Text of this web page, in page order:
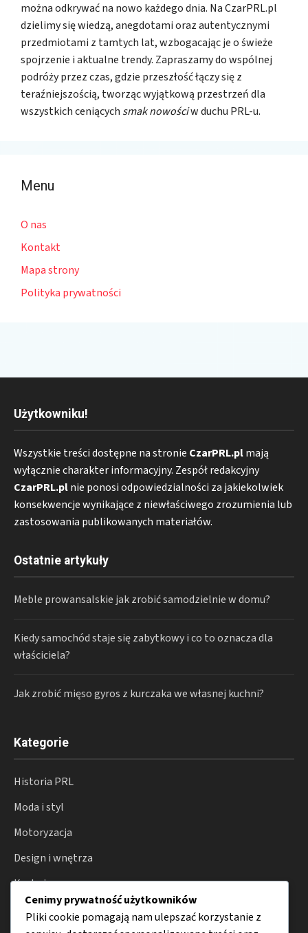
można odkrywać na nowo każdego dnia. Na CzarPRL.pl
dzielimy się wiedzą, anegdotami oraz autentycznymi
przedmiotami z tamtych lat, wzbogacając je o świeże
spojrzenie i aktualne trendy. Zapraszamy do wspólnej
podróży przez czas, gdzie przeszłość łączy się z
teraźniejszością, tworząc wyjątkową przestrzeń dla
wszystkich ceniących smak nowościw duchu PRL-u.
Menu
O nas
Kontakt
Mapa strony
Polityka prywatności
Użytkowniku!
Wszystkie treści dostępne na stronie CzarPRL.plmają
wyłącznie charakter informacyjny. Zespół redakcyjny
CzarPRL.plnie ponosi odpowiedzialności za jakiekolwiek
konsekwencje wynikające z niewłaściwego zrozumienia lub
zastosowania publikowanych materiałów.
Ostatnie artykuły
Meble prowansalskie jak zrobić samodzielnie w domu?
Kiedy samochód staje się zabytkowy i co to oznacza dla
właściciela?
Jak zrobić mięso gyros z kurczaka we własnej kuchni?
Kategorie
Historia PRL
Moda i styl
Motoryzacja
Design i wnętrza
Kuchnia
Cenimy prywatność użytkowników
Pliki cookie pomagają nam ulepszać korzystanie z